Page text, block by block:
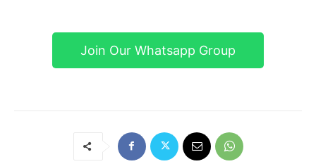
Join Our Whatsapp Group